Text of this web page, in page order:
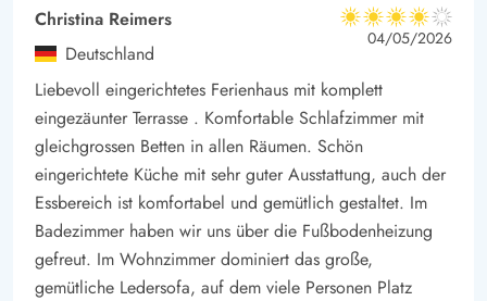
Christina Reimers
Deutschland
4 von 5
4 von 5
4 out of 5
04/05/2026
Liebevoll eingerichtetes Ferienhaus mit komplett
eingezäunter Terrasse . Komfortable Schlafzimmer mit
gleichgrossen Betten in allen Räumen. Schön
eingerichtete Küche mit sehr guter Ausstattung, auch der
Essbereich ist komfortabel und gemütlich gestaltet. Im
Badezimmer haben wir uns über die Fußbodenheizung
gefreut. Im Wohnzimmer dominiert das große,
gemütliche Ledersofa, auf dem viele Personen Platz